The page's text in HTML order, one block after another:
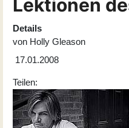
Lektionen
Details
von Holly Gleason
17.01.2008
Teilen: